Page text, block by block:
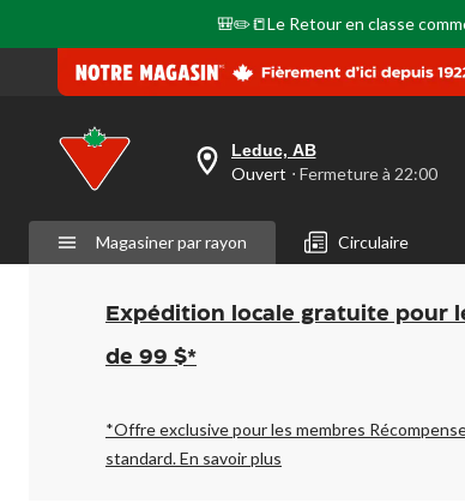
🎒✏️📒Le Retour en classe
votre
est
Leduc,
AB,
Ouvert,
Fermeture
à
pour
changer
Leduc, AB
Ouvert ⋅ Fermeture à 22:00
Magasiner par rayon Circulaire
Expédition locale gratuite pour
de 99 $*
*Offre exclusive pour les membres
standard.En savoir plus